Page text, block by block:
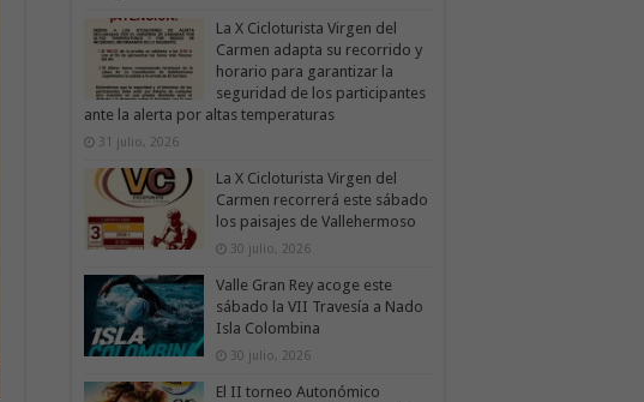
La X Cicloturista Virgen del
Carmen adapta su recorrido y
horario para garantizar la
seguridad de los participantes
ante la alerta por altas temperaturas
31 julio, 2026
La X Cicloturista Virgen del
Carmen recorrerá este sábado
los paisajes de Vallehermoso
30 julio, 2026
Valle Gran Rey acoge este
sábado la VII Travesía a Nado
Isla Colombina
30 julio, 2026
El II torneo Autonómico